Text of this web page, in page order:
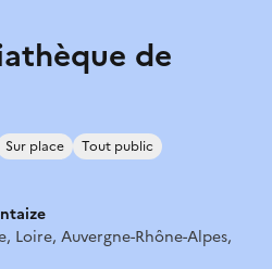
de
Sur place
Tout public
Loire, Auvergne-Rhône-Alpes,